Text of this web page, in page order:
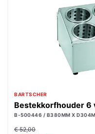
BARTSCHER
Bestekkorfhouder 6
B-500446 / B380MM X
€ 52,00